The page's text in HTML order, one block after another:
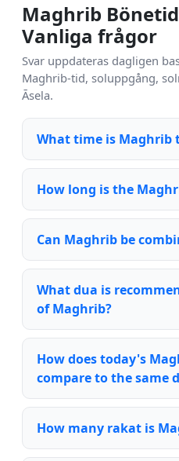
Maghrib
Vanliga frågor
Svar uppdateras dagligen
Maghrib-tid, soluppgång,
Āsela.
What time is Maghrib
How long is the
Can Maghrib be
What dua is
of Maghrib?
How does today's
compare to the same
How many rakat is